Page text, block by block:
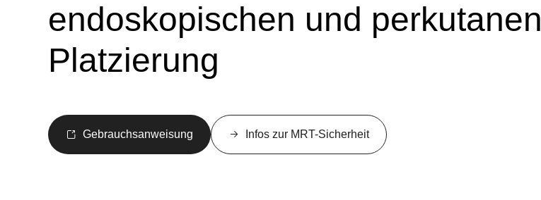
endoskopischen und perkutanen
Platzierung
Gebrauchsanweisung Infos zur MRT-Sicherheit